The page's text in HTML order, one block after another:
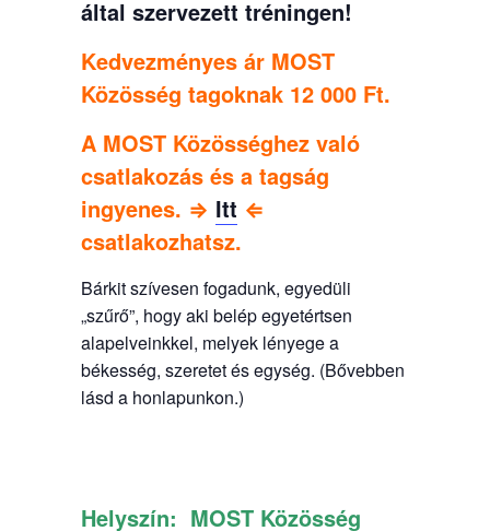
által szervezett tréningen!
Kedvezményes ár MOST
Közösség tagoknak 12 000 Ft.
A MOST Közösséghez való
csatlakozás és a tagság
ingyenes. ⇒ Itt ⇐
csatlakozhatsz.
Bárkit szívesen fogadunk, egyedüli
„szűrő”, hogy aki belép egyetértsen
alapelveinkkel, melyek lényege a
békesség, szeretet és egység. (Bővebben
lásd a honlapunkon.)
Helyszín: MOST Közösség